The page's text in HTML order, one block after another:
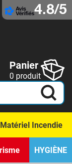
4.8/5
Panier
0 produit
Matériel Incendie
HYGIÈNE